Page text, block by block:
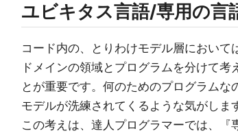
ユビキタス言語/専用の言
コード内の、とりわけモデル層において
ドメインの領域とプログラムを分けて
とが重要です。何のためのプログラム
モデルが洗練されてくるような気がしま
この考えは、達人プログラマーでは、『